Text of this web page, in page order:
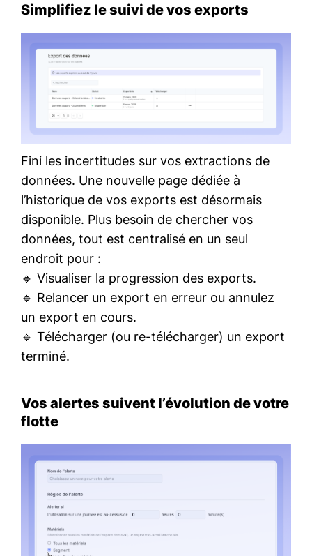
Simplifiez le suivi de vos exports
Fini les incertitudes sur vos extractions de
données. Une nouvelle page dédiée à
l’historique de vos exports est désormais
disponible. Plus besoin de chercher vos
données, tout est centralisé en un seul
endroit pour :
🔹 Visualiser la progression des exports.
🔹 Relancer un export en erreur ou annulez
un export en cours.
🔹 Télécharger (ou re-télécharger) un export
terminé.
Vos alertes suivent l’évolution de votre
flotte